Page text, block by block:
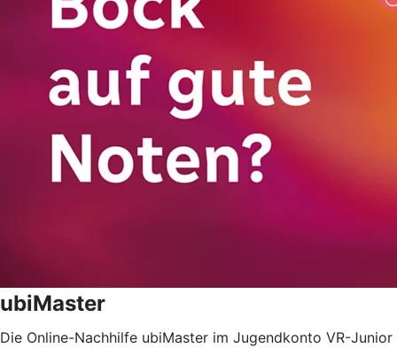
ubiMaster
Die Online-Nachhilfe ubiMaster im Jugendkonto VR-Junior